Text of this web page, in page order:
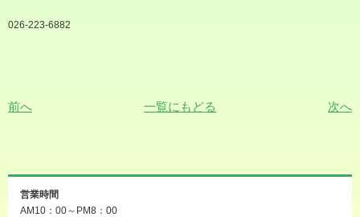
026-223-6882
前へ 一覧にもどる 次へ
営業時間
AM10：00～PM8：00